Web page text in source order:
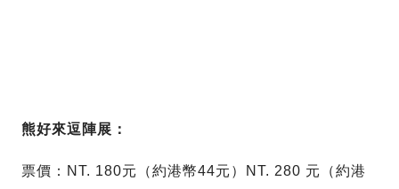
熊好來逗陣展：
票價：NT. 180元（約港幣44元）NT. 280 元（約港